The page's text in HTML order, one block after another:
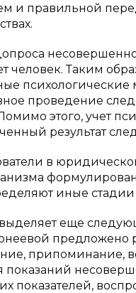
и правильной
человек. Таким
психологические
проведение
этого, учет
результат
в
иные стадии
еще
предложено
припоминание,
показателей,